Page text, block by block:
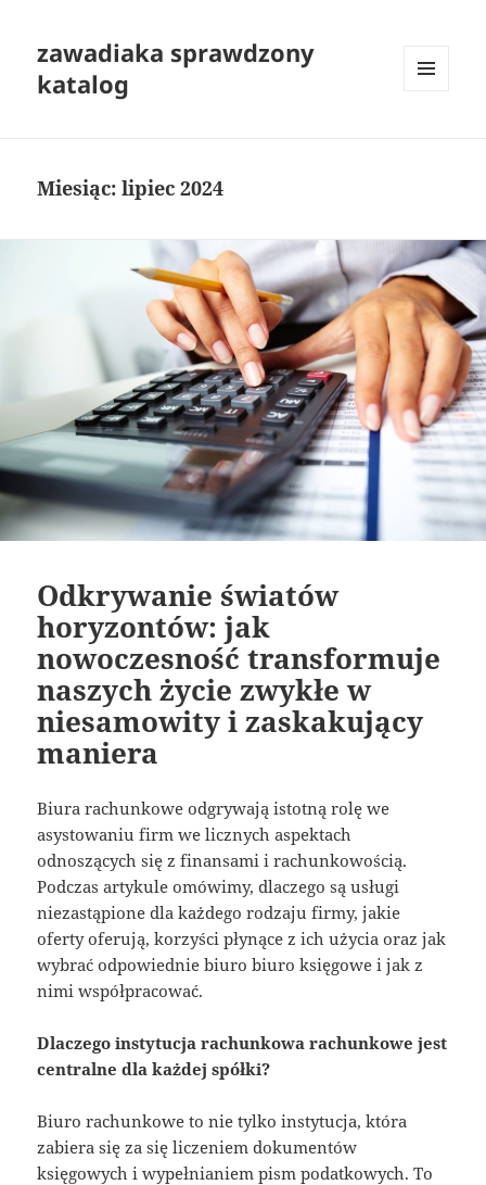
zawadiaka sprawdzony
katalog
Miesiąc:lipiec 2024
Odkrywanie światów
horyzontów: jak
nowoczesność transformuje
naszych życie zwykłe w
niesamowity i zaskakujący
maniera
Biura rachunkowe odgrywają istotną rolę we
asystowaniu firm we licznych aspektach
odnoszących się z finansami i rachunkowością.
Podczas artykule omówimy, dlaczego są usługi
niezastąpione dla każdego rodzaju firmy, jakie
oferty oferują, korzyści płynące z ich użycia oraz jak
wybrać odpowiednie biuro biuro księgowe i jak z
nimi współpracować.
Dlaczego instytucja rachunkowa rachunkowe jest
centralne dla każdej spółki?
Biuro rachunkowe to nie tylko instytucja, która
zabiera się za się liczeniem dokumentów
księgowych i wypełnianiem pism podatkowych. To